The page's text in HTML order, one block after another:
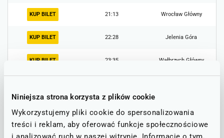
Niniejsza strona korzysta z plików cookie
Wykorzystujemy pliki cookie do spersonalizowania
treści i reklam, aby oferować funkcje społecznościowe
21:13 Wrocław Główny
KUP BILET
22:28 Jelenia Góra
KUP BILET
23:35 Wałbrzych Główny
KUP BILET
Informacje o utrudnieniach
Poniżej znajdą Państwo informacje o ewentualnych
utrudnieniach na trasie, która obejmuje stację PKP w